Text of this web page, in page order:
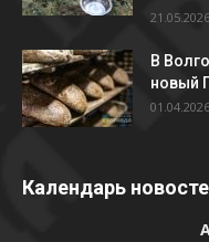
В
новый
Календарь